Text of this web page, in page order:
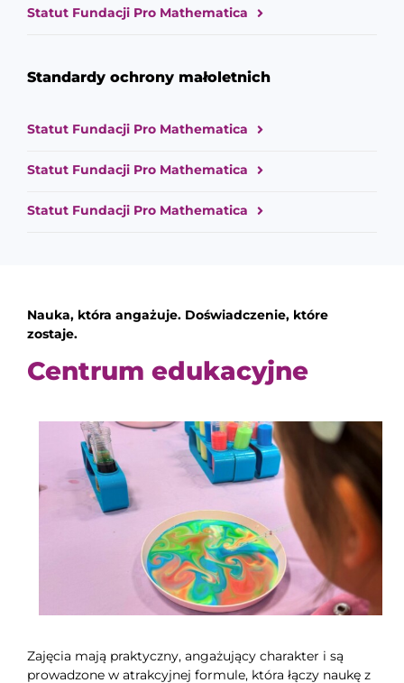
Statut Fundacji Pro Mathematica
Standardy ochrony małoletnich
Statut Fundacji Pro Mathematica
Statut Fundacji Pro Mathematica
Statut Fundacji Pro Mathematica
Nauka, która angażuje. Doświadczenie, które
zostaje.
Centrum edukacyjne
Zajęcia mają praktyczny, angażujący charakter i są
prowadzone w atrakcyjnej formule, która łączy naukę z